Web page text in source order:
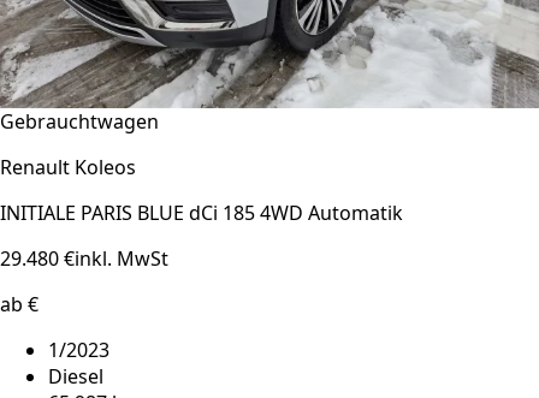
Gebrauchtwagen
Renault Koleos
INITIALE PARIS BLUE dCi 185 4WD Automatik
29.480 €inkl. MwSt
ab €
1/2023
Diesel